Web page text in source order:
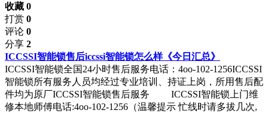
收藏 0
打赏 0
评论 0
分享 2
ICCSSI智能锁售后iccssi智能锁怎么样《今日汇总》
ICCSSI智能锁全国24小时售后服务电话：4oo-102-1256ICCSSI
智能锁所有服务人员均经过专业培训、持证上岗，所用售后配
件均为原厂ICCSSI智能锁售后服务 ICCSSI智能锁上门维
修本地师傅电话:4oo-102-1256（温馨提示 忙线时请多拔几次,